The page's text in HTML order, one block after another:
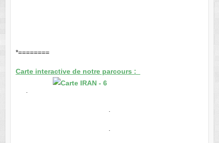
*========
Carte interactive de notre parcours :
.
.
.